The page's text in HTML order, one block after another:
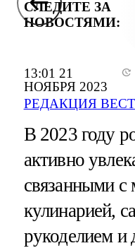
13:01 21
НОЯБРЯ 2023
РЕДАКЦИЯ
СЛЕДИТЕ ЗА
НОВОСТЯМИ:
В 2023 году
активно
связанными с
кулинарией,
рукоделием